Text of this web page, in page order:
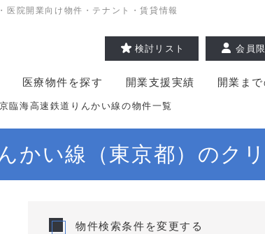
医院開業向け物件・テナント・賃貸情報
医療物件を探す 開業支援実績 開業ま
検討リスト 会員
臨海高速鉄道りんかい線の物件一覧
かい線（東京都）のク
物件検索条件を変更する